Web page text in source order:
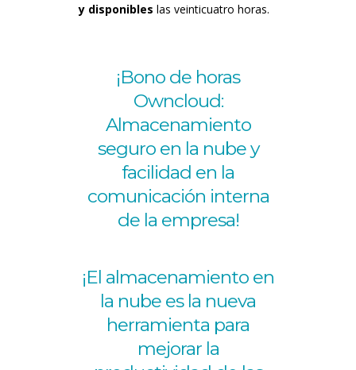
y disponibles las veinticuatro horas.
¡Bono de horas
Owncloud:
Almacenamiento
seguro en la nube y
facilidad en la
comunicación interna
de la empresa!
¡El almacenamiento en
la nube es la nueva
herramienta para
mejorar la